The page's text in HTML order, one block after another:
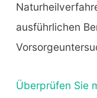
ausführlichen
Überprüfen Sie